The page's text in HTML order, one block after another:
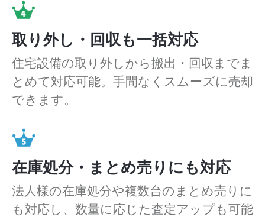
取り外し・回収も一括対応
住宅設備の取り外しから搬出・回収までま
とめて対応可能。手間なくスムーズに売却
できます。
在庫処分・まとめ売りにも対応
法人様の在庫処分や複数台のまとめ売りに
も対応し、数量に応じた査定アップも可能